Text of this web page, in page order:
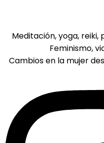
Meditación, yoga,
Feminismo,
Cambios en la mujer